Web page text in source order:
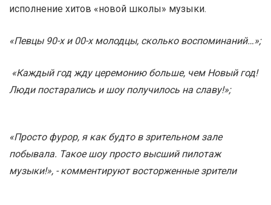
исполнение хитов «новой школы» музыки.
«Певцы 90-х и 00-х молодцы, сколько воспоминаний…»;
«Каждый год жду церемонию больше, чем Новый год!
Люди постарались и шоу получилось на славу!»;
«Просто фурор, я как будто в зрительном зале
побывала. Такое шоу просто высший пилотаж
музыки!», - комментируют восторженные зрители